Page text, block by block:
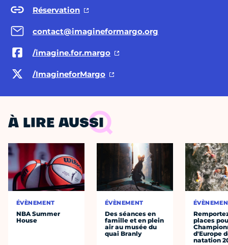
Réservation
contact@imagineformargo.org
/imagine.for.margo
/ImagineforMargo
À LIRE AUSSI
ÉVÈNEMENT
NBA Summer
House
ÉVÈNEMENT
Des séances en
famille et en plein
air au musée du
quai Branly
places
d'Europe
natation